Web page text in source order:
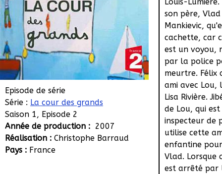
Episode de série
Série : La cour des grands
Saison 1, Episode 2
Année de production : 2007
Réalisation : Christophe Barraud
Pays : France
Louis-
son père, Vlad
Mankievic,
cachette, car
est un voyou,
par la police
meurtre. Félix
ami avec
Lisa Rivière.
de Lou, qui est
inspecteur de
utilise cette
enfantine
Vlad. Lorsque
est arrêté par